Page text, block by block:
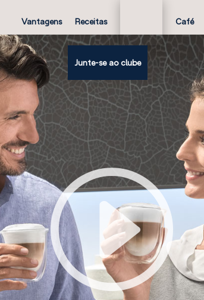
Vantagens Receitas Café
Junte-se ao clube